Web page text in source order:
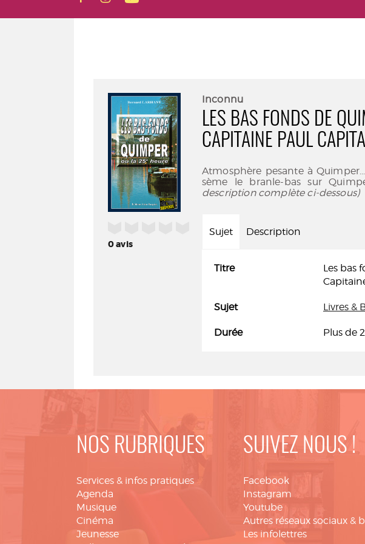
0avis
Inconnu
LES BAS FONDS DE
CAPITAINE PAUL
Atmosphère pesante à
sème le branle-bas sur
description complète ci-dessous)
Sujet Description
Titre
Les bas
Sujet Livres &
Durée Plus de
NOS RUBRIQUES
Services & infos pratiques
Agenda
Musique
Cinéma
Jeunesse
SUIVEZ NOUS !
Facebook
Instagram
Youtube
Autres réseaux sociaux &
Les infolettres